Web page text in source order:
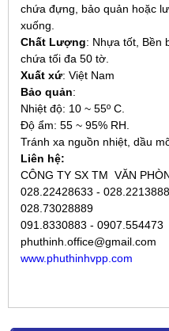
chứa đựng, bảo quản hoặc
xuống.
Chất Lượng: Nhựa tốt, Bền
chứa tối đa 50 tờ.
Xuất xứ: Việt Nam
Bảo quản:
Nhiệt độ: 10 ~ 55º C.
Độ ẩm: 55 ~ 95% RH.
Tránh xa nguồn nhiệt, dầu
Liên hệ:
CÔNG TY SX TM VĂN
028.22428633 -
028.73028889
091.8330883 - 0907.554473
phuthinh.office@gmail.com
www.phuthinhvpp.com